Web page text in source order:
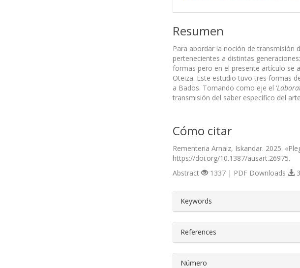
Resumen
Para abordar la noción de transmisión
pertenecientes a distintas
formas pero en el presente artículo se
Oteiza. Este estudio tuvo tres formas
a Bados. Tomando como eje el ‘
transmisión del saber específico del
Cómo citar
Rementeria Arnaiz, Iskandar. 2025.
https://doi.org/10.1387/ausart.26975.
Abstract 1337 | PDF Downloads
Keywords
References
Número